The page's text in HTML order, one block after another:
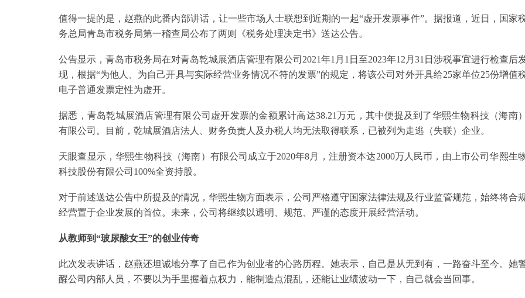
值得一提的是，赵燕的此番内部讲话，让一些市场人士联想到近期的一起“虚开发票事件”。据报道，近日，国家
务总局青岛市税务局第一稽查局公布了两则《税务处理决定书》送达公告。
公告显示，青岛市税务局在对青岛乾城展酒店管理有限公司2021年1月1日至2023年12月31日涉税事宜进行检查后
现，根据“为他人、为自己开具与实际经营业务情况不符的发票”的规定，将该公司对外开具给25家单位25份增值
电子普通发票定性为虚开。
据悉，青岛乾城展酒店管理有限公司虚开发票的金额累计高达38.21万元，其中便提及到了华熙生物科技（海南）
有限公司。目前，乾城展酒店法人、财务负责人及办税人均无法取得联系，已被列为走逃（失联）企业。
天眼查显示，华熙生物科技（海南）有限公司成立于2020年8月，注册资本达2000万人民币，由上市公司华熙生
科技股份有限公司100%全资持股。
对于前述送达公告中所提及的情况，华熙生物方面表示，公司严格遵守国家法律法规及行业监管规范，始终将合
经营置于企业发展的首位。未来，公司将继续以透明、规范、严谨的态度开展经营活动。
从教师到“玻尿酸女王”的创业传奇
此次发表讲话，赵燕还坦诚地分享了自己作为创业者的心路历程。她表示，自己是从无到有，一路奋斗至今。她
醒公司内部人员，不要以为手里握着点权力，能制造点混乱，还能让业绩波动一下，自己就会当回事。